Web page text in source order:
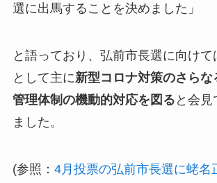
選に出馬することを決めました」
と語っており、弘前市長選に向け
として主に新型コロナ対策のさらな
管理体制の機動的対応を図る と会見
ました。
(参照： 4月投票の弘前市長選に蛯名